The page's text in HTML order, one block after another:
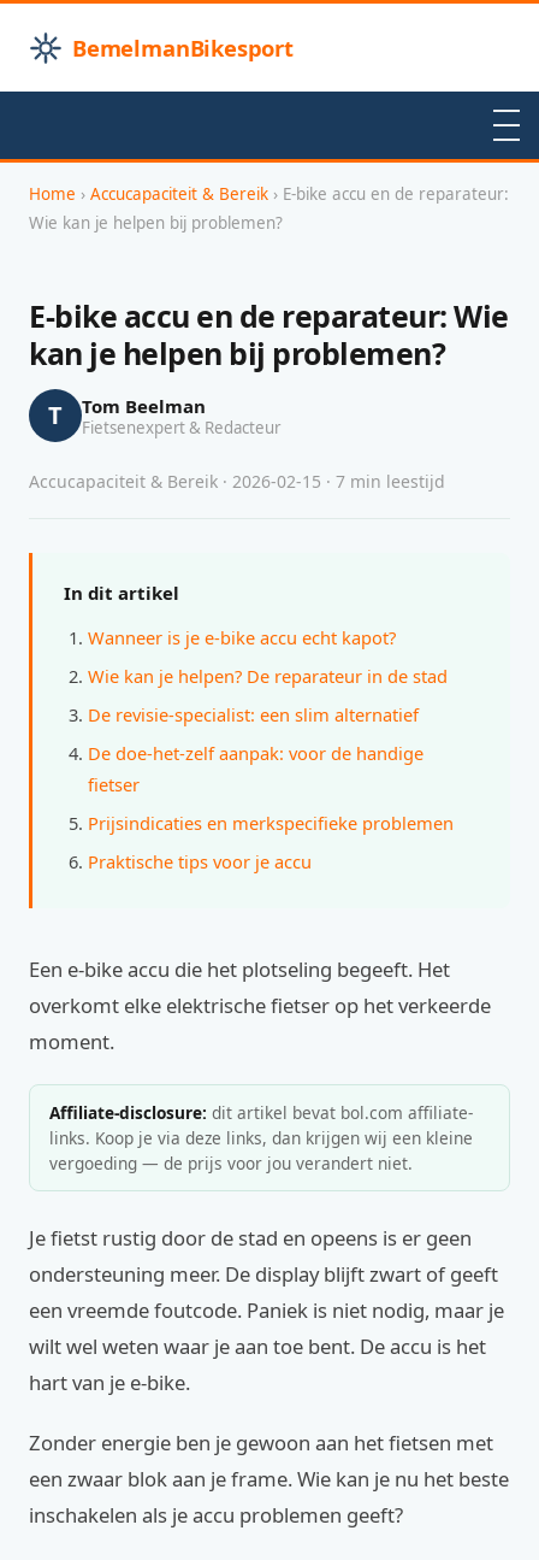
BemelmanBikesport
Home › Accucapaciteit & Bereik › E-bike accu en de reparateur:
Wie kan je helpen bij problemen?
E-bike accu en de reparateur: Wie
kan je helpen bij problemen?
T Tom Beelman
Fietsenexpert & Redacteur
Accucapaciteit & Bereik · 2026-02-15 · 7 min leestijd
In dit artikel
Wanneer is je e-bike accu echt kapot?
Wie kan je helpen? De reparateur in de stad
De revisie-specialist: een slim alternatief
De doe-het-zelf aanpak: voor de handige
fietser
Prijsindicaties en merkspecifieke problemen
Praktische tips voor je accu
Een e-bike accu die het plotseling begeeft. Het
overkomt elke elektrische fietser op het verkeerde
moment.
Affiliate-disclosure: dit artikel bevat bol.com affiliate-
links. Koop je via deze links, dan krijgen wij een kleine
vergoeding — de prijs voor jou verandert niet.
Je fietst rustig door de stad en opeens is er geen
ondersteuning meer. De display blijft zwart of geeft
een vreemde foutcode. Paniek is niet nodig, maar je
wilt wel weten waar je aan toe bent. De accu is het
hart van je e-bike.
Zonder energie ben je gewoon aan het fietsen met
een zwaar blok aan je frame. Wie kan je nu het beste
inschakelen als je accu problemen geeft?